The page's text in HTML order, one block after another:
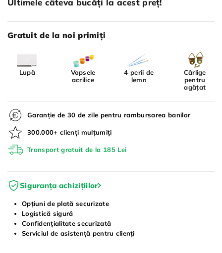
Ultimele câteva bucăți la acest preț!
Gratuit de la noi primiți
Lupă
Vopsele
acrilice
4 perii de
lemn
Cârlige
pentru
agățat
Garanție de 30 de zile pentru rambursarea banilor
300.000+ clienți mulțumiți
Transport gratuit de la 185 Lei
Siguranța achizițiilor
Opțiuni de plată securizate
Logistică sigură
Confidențialitate securizată
Serviciul de asistență pentru clienți